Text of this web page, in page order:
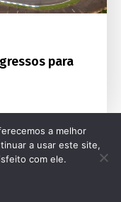
para
a melhor
a usar este site,
com ele.